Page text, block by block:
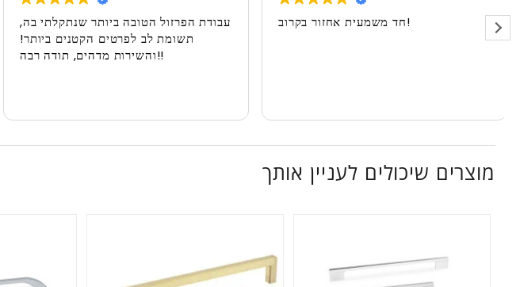
עבודת הפרזול הטובה ביותר שנתקלתי בה,
תשומת לב לפרטים הקטנים ביותר!
והשירות מדהים, תודה רבה!!
חד משמעית אחזור בקרוב!
מוצרים שיכולים לעניין אותך